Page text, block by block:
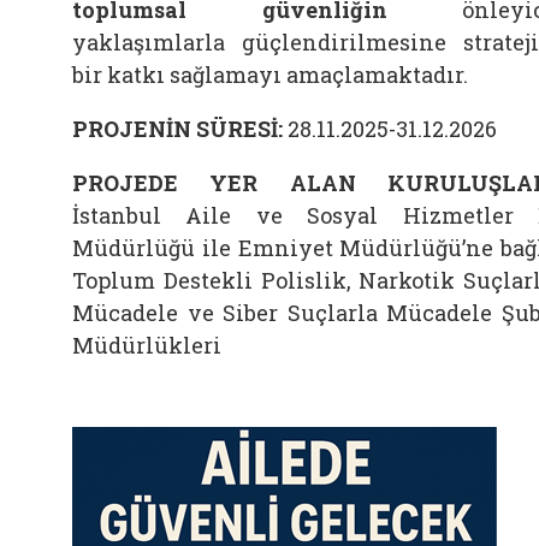
toplumsal güvenliğin
yaklaşımlarla güçlendirilmesine
bir katkı sağlamayı amaçlamaktadır.
PROJENİN SÜRESİ: 28.11.2025-31.12.2026
PROJEDE YER ALAN
İstanbul Aile ve Sosyal Hizmetler
Müdürlüğü ile Emniyet Müdürlüğü’ne
Toplum Destekli Polislik, Narkotik
Mücadele ve Siber Suçlarla Mücadele
Müdürlükleri